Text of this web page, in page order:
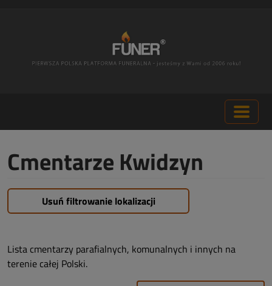
Cmentarze Kwidzyn
Usuń filtrowanie lokalizacji
Lista cmentarzy parafialnych, komunalnych i innych na
terenie całej Polski.